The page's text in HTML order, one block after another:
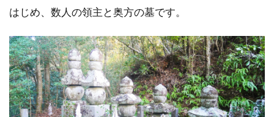
はじめ、数人の領主と奥方の墓です。